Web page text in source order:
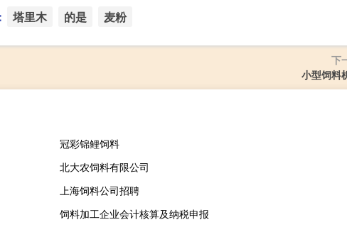
塔里木 的是 麦粉
下
小型饲料
冠彩锦鲤饲料
北大农饲料有限公司
上海饲料公司招聘
饲料加工企业会计核算及纳税申报